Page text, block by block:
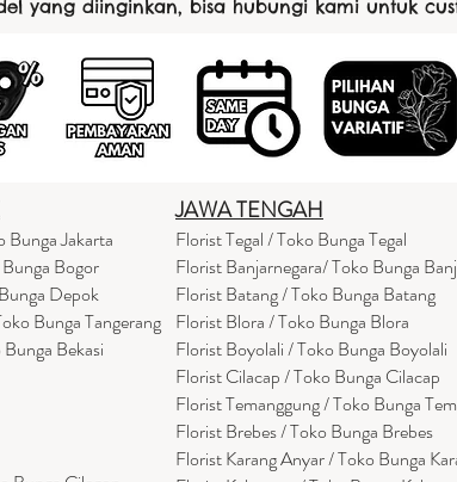
yang diinginkan, bisa hubungi kami untuk
Bunga Jakarta
Bogor
Depok
Bunga Tangerang
Bekasi
JAWA TENGAH
Florist Tegal / Toko Bunga Tegal
Florist Banjarnegara/ Toko Bunga
Florist Batang / Toko Bunga Batang
Florist Blora / Toko Bunga Blora
Florist Boyolali / Toko Bunga Boyolali
Florist Cilacap / Toko Bunga Cilacap
Florist Temanggung / Toko Bunga
Florist Brebes / Toko Bunga Brebes
Florist Karang Anyar / Toko Bunga